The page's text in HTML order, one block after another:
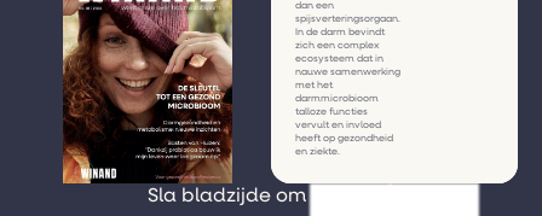
dan een
spijsverteringsorgaan.
In de darm bevindt
zich een complex
ecosysteem dat in
nauwe samenwerking
met het
darmmicrobioom
talloze functies
vervult en invloed
heeft op gezondheid
en ziekte.
Sla bladzijde om